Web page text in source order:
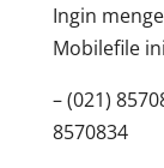
Ingin
Mobilefile
–
8570834